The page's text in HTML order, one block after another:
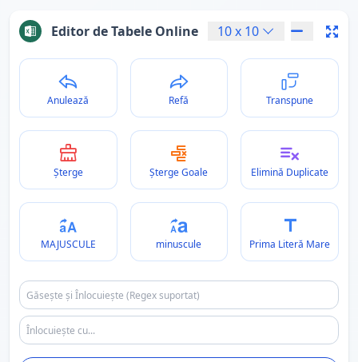
Editor de Tabele Online 10x 10
Anulează Refă Transpune
Șterge Șterge Goale Elimină Duplicate
MAJUSCULE minuscule Prima Literă Mare